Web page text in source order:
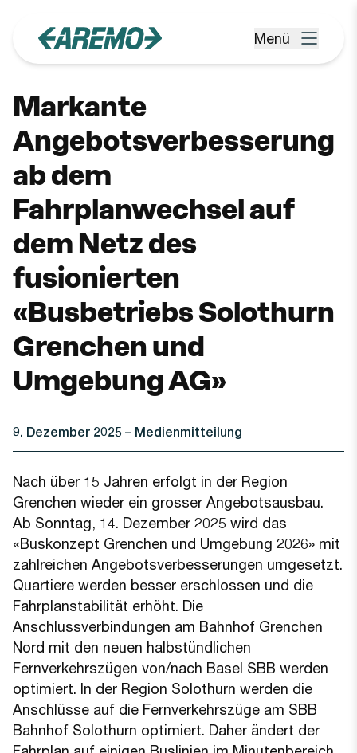
Menü öffnen
Menü
Markante
Angebotsverbesserung
ab dem
Fahrplanwechsel auf
dem Netz des
fusionierten
«Busbetriebs Solothurn
Grenchen und
Umgebung AG»
9. Dezember 2025 – Medienmitteilung
Nach über 15 Jahren erfolgt in der Region
Grenchen wieder ein grosser Angebotsausbau.
Ab Sonntag, 14. Dezember 2025 wird das
«Buskonzept Grenchen und Umgebung 2026» mit
zahlreichen Angebotsverbesserungen umgesetzt.
Quartiere werden besser erschlossen und die
Fahrplanstabilität erhöht. Die
Anschlussverbindungen am Bahnhof Grenchen
Nord mit den neuen halbstündlichen
Fernverkehrszügen von/nach Basel SBB werden
optimiert. In der Region Solothurn werden die
Anschlüsse auf die Fernverkehrszüge am SBB
Bahnhof Solothurn optimiert. Daher ändert der